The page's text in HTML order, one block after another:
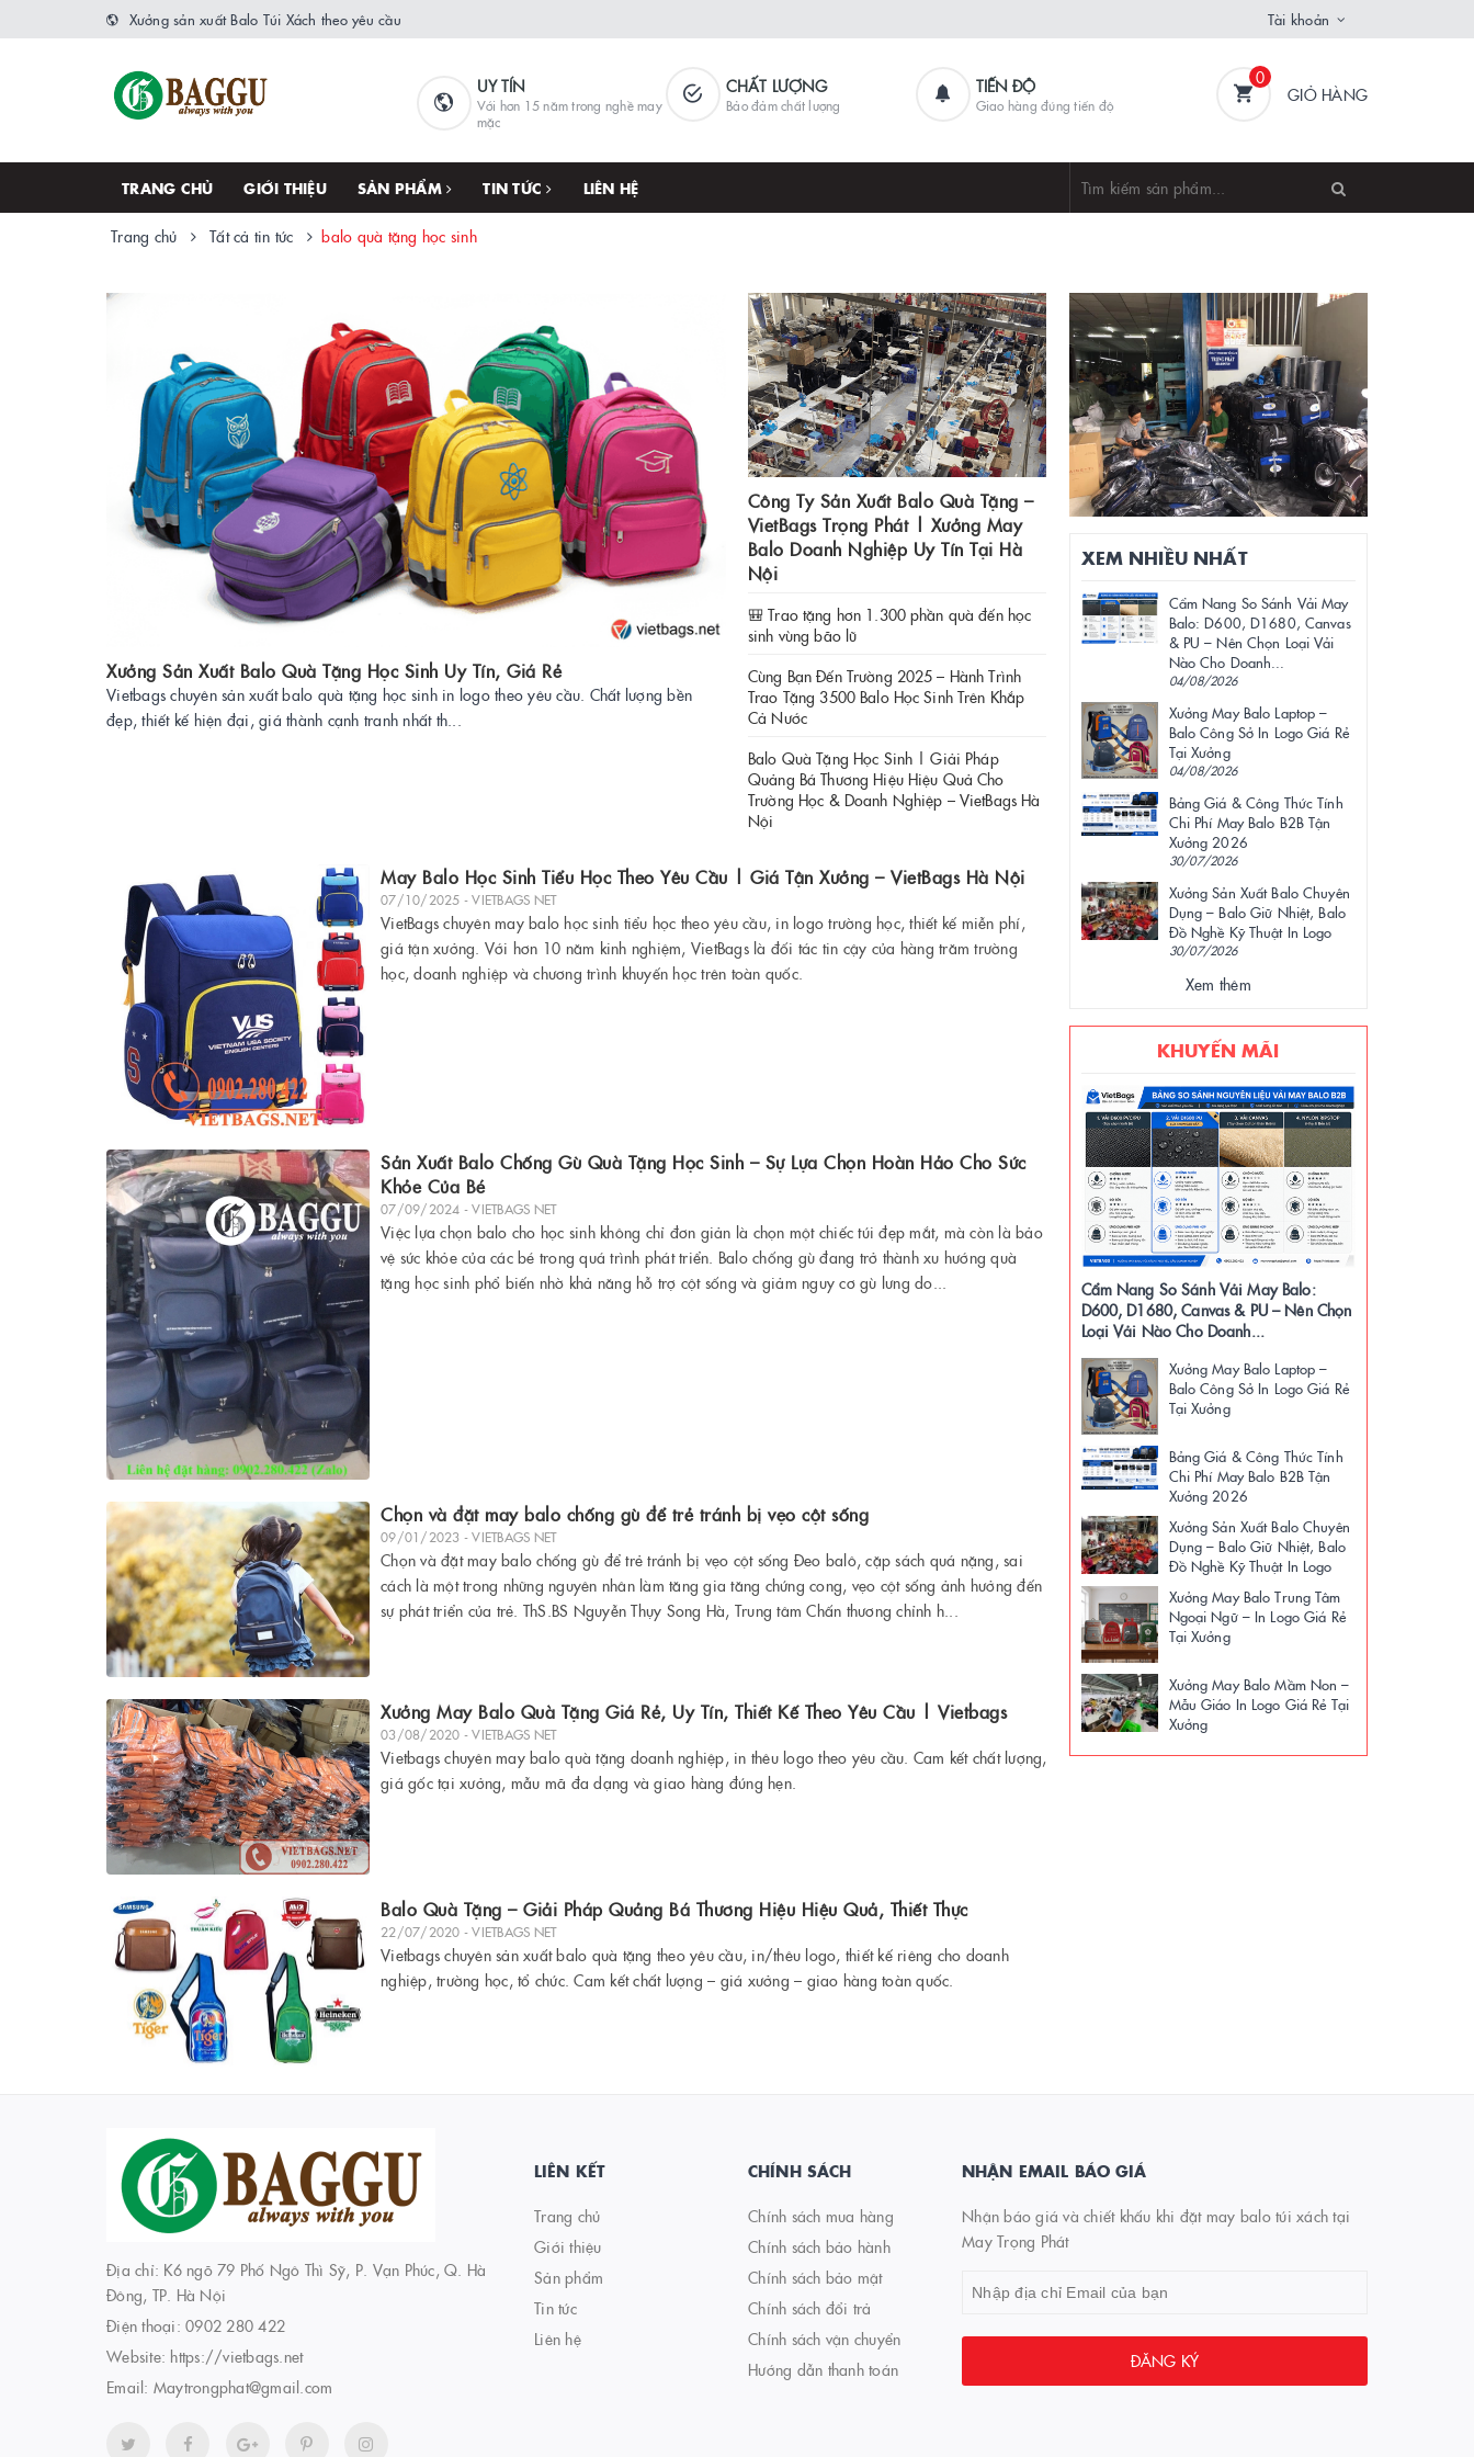
Xưởng sản xuất Balo Túi Xách theo yêu cầu Tài khoản
UY TÍN
Với hơn 15 năm trong nghề may
mặc
CHẤT LƯỢNG
Bảo đảm chất lượng
TIẾN ĐỘ
Giao hàng đúng tiến độ
0
GIỎ HÀNG
TRANG CHỦ GIỚI THIỆU SẢN PHẨM TIN TỨC LIÊN HỆ
Trang chủ Tất cả tin tức balo quà tặng học sinh
Xưởng Sản Xuất Balo Quà Tặng Học Sinh Uy Tín, Giá Rẻ
Vietbags chuyên sản xuất balo quà tặng học sinh in logo theo yêu cầu. Chất lượng bền
đẹp, thiết kế hiện đại, giá thành cạnh tranh nhất th...
Công Ty Sản Xuất Balo Quà Tặng –
VietBags Trọng Phát | Xưởng May
Balo Doanh Nghiệp Uy Tín Tại Hà
Nội
🎒 Trao tặng hơn 1.300 phần quà đến học
sinh vùng bão lũ
Cùng Bạn Đến Trường 2025 – Hành Trình
Trao Tặng 3500 Balo Học Sinh Trên Khắp
Cả Nước
Balo Quà Tặng Học Sinh | Giải Pháp
Quảng Bá Thương Hiệu Hiệu Quả Cho
Trường Học & Doanh Nghiệp – VietBags Hà
Nội
May Balo Học Sinh Tiểu Học Theo Yêu Cầu | Giá Tận Xưởng – VietBags Hà Nội
07/10/2025 - VIETBAGS NET
VietBags chuyên may balo học sinh tiểu học theo yêu cầu, in logo trường học, thiết kế miễn phí,
giá tận xưởng. Với hơn 10 năm kinh nghiệm, VietBags là đối tác tin cậy của hàng trăm trường
học, doanh nghiệp và chương trình khuyến học trên toàn quốc.
Sản Xuất Balo Chống Gù Quà Tặng Học Sinh – Sự Lựa Chọn Hoàn Hảo Cho Sức
Khỏe Của Bé
07/09/2024 - VIETBAGS NET
Việc lựa chọn balo cho học sinh không chỉ đơn giản là chọn một chiếc túi đẹp mắt, mà còn là bảo
vệ sức khỏe của các bé trong quá trình phát triển. Balo chống gù đang trở thành xu hướng quà
tặng học sinh phổ biến nhờ khả năng hỗ trợ cột sống và giảm nguy cơ gù lưng do...
Chọn và đặt may balo chống gù để trẻ tránh bị vẹo cột sống
09/01/2023 - VIETBAGS NET
Chọn và đặt may balo chống gù để trẻ tránh bị vẹo cột sống Đeo balô, cặp sách quá nặng, sai
cách là một trong những nguyên nhân làm tăng gia tăng chứng cong, vẹo cột sống ảnh hưởng đến
sự phát triển của trẻ. ThS.BS Nguyễn Thụy Song Hà, Trung tâm Chấn thương chỉnh h...
Xưởng May Balo Quà Tặng Giá Rẻ, Uy Tín, Thiết Kế Theo Yêu Cầu | Vietbags
03/08/2020 - VIETBAGS NET
Vietbags chuyên may balo quà tặng doanh nghiệp, in thêu logo theo yêu cầu. Cam kết chất lượng,
giá gốc tại xưởng, mẫu mã đa dạng và giao hàng đúng hẹn.
Balo Quà Tặng – Giải Pháp Quảng Bá Thương Hiệu Hiệu Quả, Thiết Thực
22/07/2020 - VIETBAGS NET
Vietbags chuyên sản xuất balo quà tặng theo yêu cầu, in/thêu logo, thiết kế riêng cho doanh
nghiệp, trường học, tổ chức. Cam kết chất lượng – giá xưởng – giao hàng toàn quốc.
XEM NHIỀU NHẤT
Cẩm Nang So Sánh Vải May
Balo: D600, D1680, Canvas
& PU – Nên Chọn Loại Vải
Nào Cho Doanh...
04/08/2026
Xưởng May Balo Laptop –
Balo Công Sở In Logo Giá Rẻ
Tại Xưởng
04/08/2026
Bảng Giá & Công Thức Tính
Chi Phí May Balo B2B Tận
Xưởng 2026
30/07/2026
Xưởng Sản Xuất Balo Chuyên
Dụng – Balo Giữ Nhiệt, Balo
Đồ Nghề Kỹ Thuật In Logo
30/07/2026
Xem thêm
KHUYẾN MÃI
Cẩm Nang So Sánh Vải May Balo:
D600, D1680, Canvas & PU – Nên Chọn
Loại Vải Nào Cho Doanh...
Xưởng May Balo Laptop –
Balo Công Sở In Logo Giá Rẻ
Tại Xưởng
Bảng Giá & Công Thức Tính
Chi Phí May Balo B2B Tận
Xưởng 2026
Xưởng Sản Xuất Balo Chuyên
Dụng – Balo Giữ Nhiệt, Balo
Đồ Nghề Kỹ Thuật In Logo
Xưởng May Balo Trung Tâm
Ngoại Ngữ – In Logo Giá Rẻ
Tại Xưởng
Xưởng May Balo Mầm Non –
Mẫu Giáo In Logo Giá Rẻ Tại
Xưởng
Địa chỉ: K6 ngõ 79 Phố Ngô Thì Sỹ, P. Vạn Phúc, Q. Hà
Đông, TP. Hà Nội
Điện thoại: 0902 280 422
Website: https://vietbags.net
Email: Maytrongphat@gmail.com
LIÊN KẾT
Trang chủ
Giới thiệu
Sản phẩm
Tin tức
Liên hệ
CHÍNH SÁCH
Chính sách mua hàng
Chính sách bảo hành
Chính sách bảo mật
Chính sách đổi trả
Chính sách vận chuyển
Hướng dẫn thanh toán
NHẬN EMAIL BÁO GIÁ
Nhận báo giá và chiết khấu khi đặt may balo túi xách tại
May Trọng Phát
ĐĂNG KÝ